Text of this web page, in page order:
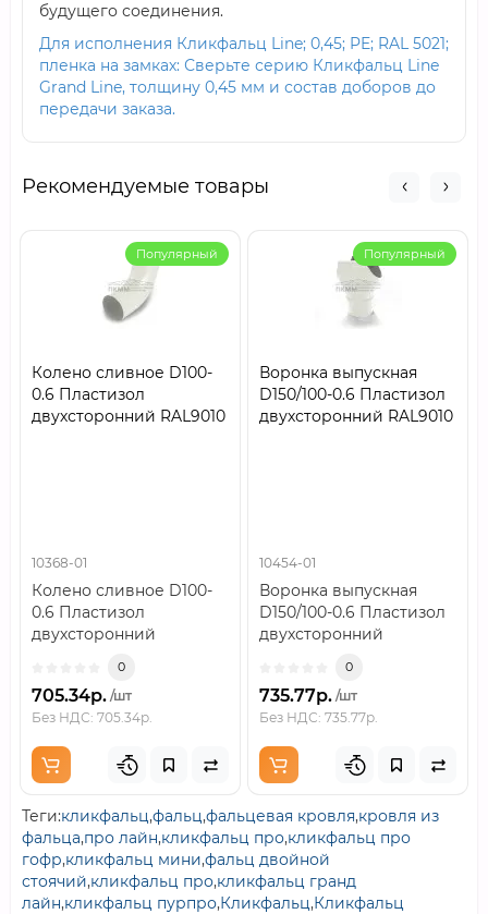
будущего соединения.
Для исполнения Кликфальц Line; 0,45; PE; RAL 5021;
пленка на замках: Сверьте серию Кликфальц Line
Grand Line, толщину 0,45 мм и состав доборов до
передачи заказа.
Рекомендуемые товары
Популярный
Колено сливное D100-
0.6 Пластизол
двухсторонний RAL9010
10368-01
Колено сливное D100-
0.6 Пластизол
двухсторонний
0
705.34р. /шт
Без НДС: 705.34р.
Популярный
Воронка выпускная
D150/100-0.6 Пластизол
двухсторонний RAL9010
10454-01
Воронка выпускная
D150/100-0.6 Пластизол
двухсторонний
0
735.77р. /шт
Без НДС: 735.77р.
Теги:кликфальц,фальц,фальцевая кровля,кровля из
фальца,про лайн,кликфальц про,кликфальц про
гофр,кликфальц мини,фальц двойной
стоячий,кликфальц про,кликфальц гранд
лайн,кликфальц пурпро,Кликфальц,Кликфальц